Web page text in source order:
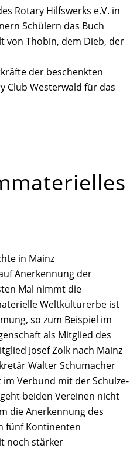
Rotary Hilfswerks e.V. in
Schülern das Buch
von Thobin, dem Dieb, der
der beschenkten
Club Westerwald für das
in Mainz
Anerkennung der
Mal nimmt die
Weltkulturerbe ist
so zum Beispiel im
als Mitglied des
Josef Zolk nach Mainz
Walter Schumacher
im Verbund mit der Schulze-
beiden Vereinen nicht
die Anerkennung des
fünf Kontinenten
noch stärker